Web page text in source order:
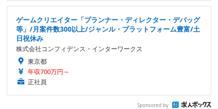
ゲームクリエイター「プランナー・ディレクター・デバッグ
等」/月案件数300以上/ジャンル・プラットフォーム豊富/土
日祝休み
株式会社コンフィデンス・インターワークス
東京都
年収700万円～
正社員
Sponsored by